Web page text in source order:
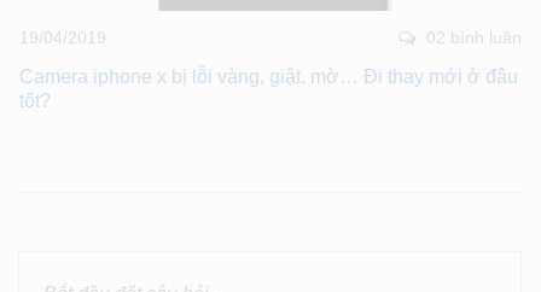
19/04/2019 02 bình luân
Camera iphone x bị lỗi vàng, giật, mờ… Đi thay mới ở đâu
tốt?